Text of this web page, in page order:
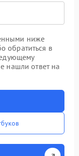
ниже
обратиться в
нашли ответ на